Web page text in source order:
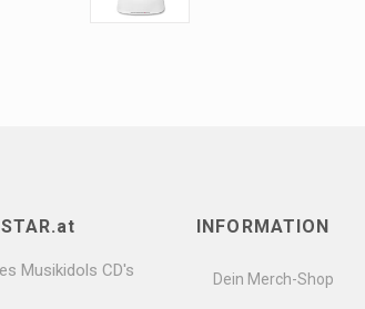
Musikidols CD's
INFORMATION
Dein Merch-Shop